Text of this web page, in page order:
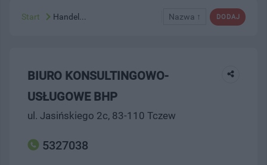
DODAJ
Nazwa ↑
Start Handel...
BIURO KONSULTINGOWO-
USŁUGOWE BHP
ul. Jasińskiego 2c, 83-110 Tczew
5327038